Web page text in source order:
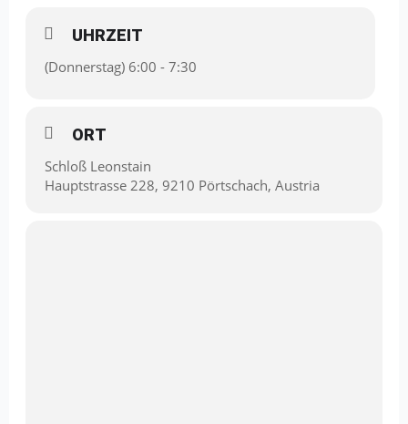
UHRZEIT
(Donnerstag) 6:00 - 7:30
ORT
Schloß Leonstain
Hauptstrasse 228, 9210 Pörtschach, Austria